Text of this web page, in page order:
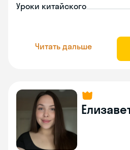
Уроки китайского
Читать дальше